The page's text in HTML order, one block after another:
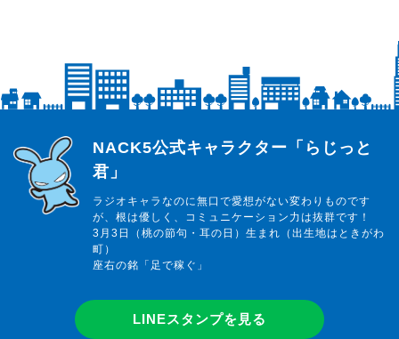
らじっと君
NACK5公式キャラクター「らじっと
君」
ラジオキャラなのに無口で愛想がない変わりものです
が、根は優しく、コミュニケーション力は抜群です！
3月3日（桃の節句・耳の日）生まれ（出生地はときがわ
町）
座右の銘「足で稼ぐ」
LINEスタンプを見る